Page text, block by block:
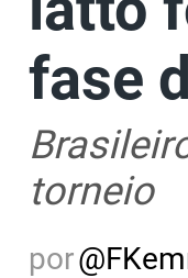
fase
torneio
por@